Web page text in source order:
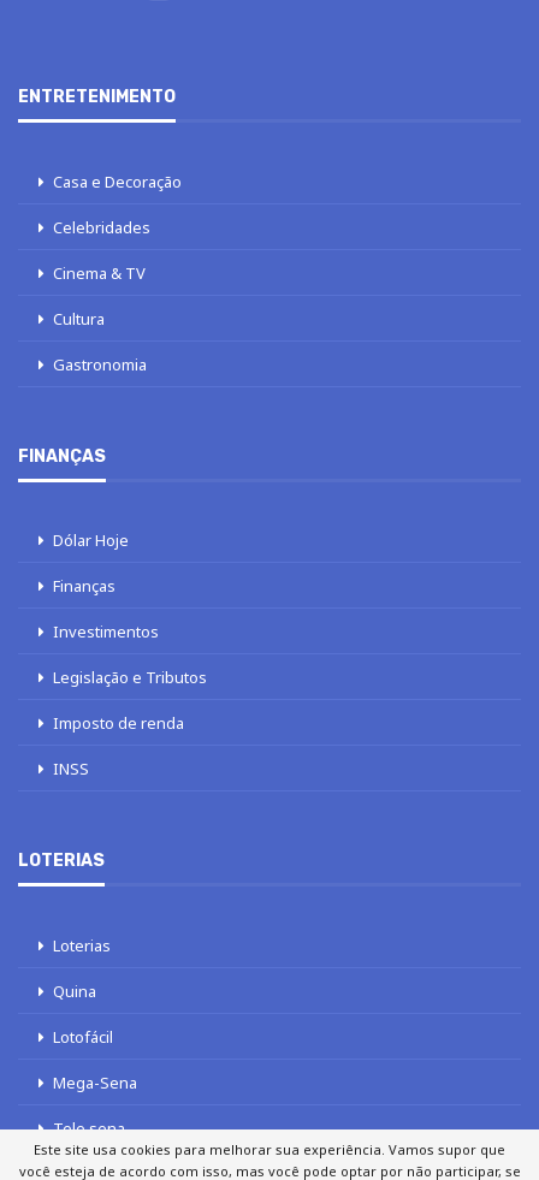
ENTRETENIMENTO
Casa e Decoração
Celebridades
Cinema & TV
Cultura
Gastronomia
FINANÇAS
Dólar Hoje
Finanças
Investimentos
Legislação e Tributos
Imposto de renda
INSS
LOTERIAS
Loterias
Quina
Lotofácil
Mega-Sena
Tele sena
Este site usa cookies para melhorar sua experiência. Vamos supor que
você esteja de acordo com isso, mas você pode optar por não participar, se